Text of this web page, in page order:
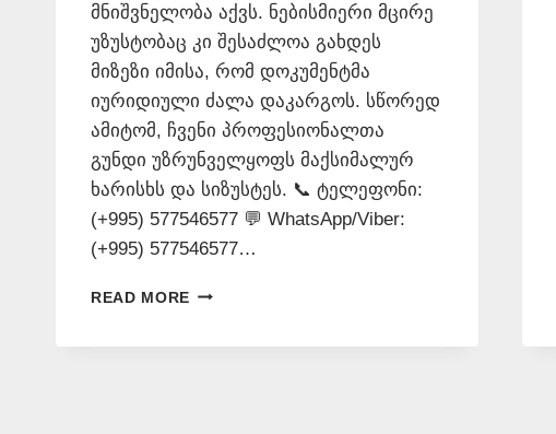
მნიშვნელობა აქვს. ნებისმიერი მცირე
უზუსტობაც კი შესაძლოა გახდეს
მიზეზი იმისა, რომ დოკუმენტმა
იურიდიული ძალა დაკარგოს. სწორედ
ამიტომ, ჩვენი პროფესიონალთა
გუნდი უზრუნველყოფს მაქსიმალურ
ხარისხს და სიზუსტეს. 📞 ტელეფონი:
(+995) 577546577 💬 WhatsApp/Viber:
(+995) 577546577…
READ MORE ᲛᲘᲜᲓᲝᲑᲘᲚᲝᲑᲘᲡ